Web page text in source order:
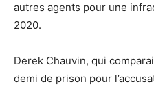
autres agents pour une
2020.
Derek Chauvin, qui
demi de prison pour